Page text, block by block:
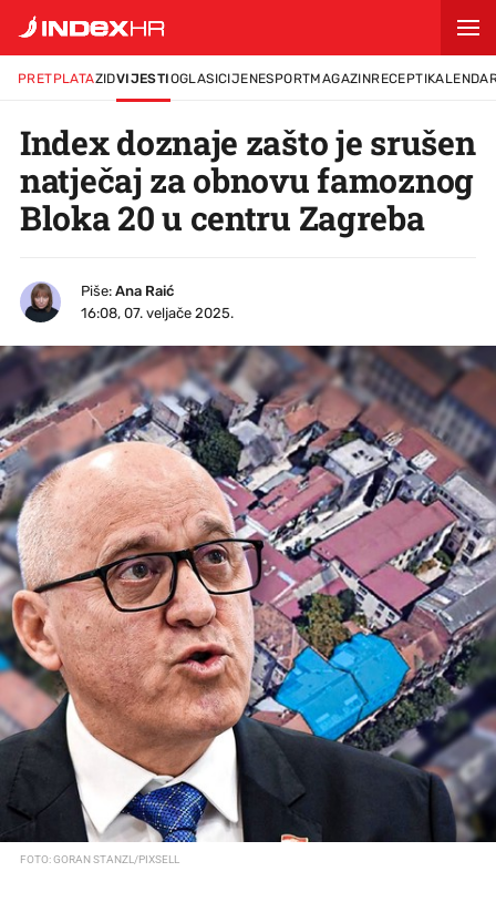
PRETPLATAZIDVIJESTIOGLASICIJENESPORTMAGAZINRECEPTI
Index doznaje zašto je srušen
natječaj za obnovu famoznog
Bloka 20 u centru Zagreba
Piše: Ana Raić
16:08, 07. veljače 2025.
FOTO: GORAN STANZL/PIXSELL